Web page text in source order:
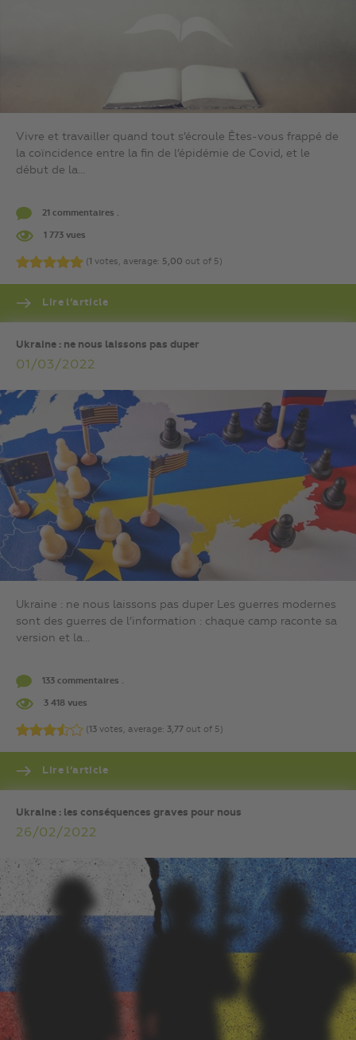
Vivre et travailler quand tout s’écroule Êtes-vous frappé de
la coïncidence entre la fin de l’épidémie de Covid, et le
début de la...
21 commentaires .
1 773 vues
(1 votes, average: 5,00 out of 5)
Lire l’article
Ukraine : ne nous laissons pas duper
01/03/2022
Ukraine : ne nous laissons pas duper Les guerres modernes
sont des guerres de l’information : chaque camp raconte sa
version et la...
133 commentaires .
3 418 vues
(13 votes, average: 3,77 out of 5)
Lire l’article
Ukraine : les conséquences graves pour nous
26/02/2022